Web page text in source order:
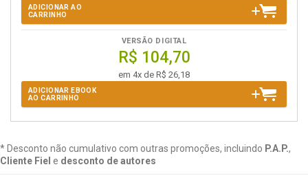
ADICIONAR AO
CARRINHO
VERSÃO DIGITAL
R$ 104,70
em 4x de R$ 26,18
ADICIONAR EBOOK
AO CARRINHO
* Desconto não cumulativo com outras promoções, incluindo P.A.P.,
Cliente Fiel e desconto de autores